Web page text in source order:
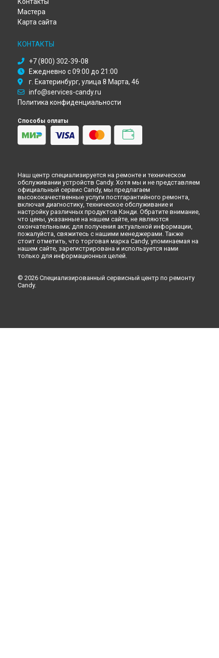
Ремонт посудомоечной машины CDI 2L10473-07 Candy в
Томске
Ремонт посудомоечной машины CDI 2L10473-07 Candy в
Ремонт посудомоечной машины CDI 2L10473-07 Candy в
Ремонт посудомоечной машины CDI 2L10473-07 Candy в
Самаре
Ремонт посудомоечной машины CDI 2L10473-07 Candy в
Омске
Ремонт посудомоечной машины CDI 2L10473-07 Candy в
Ремонт посудомоечной машины CDI 2L10473-07 Candy в
Перми
Ремонт посудомоечной машины CDI 2L10473-07 Candy в
Ульяновске
Ремонт посудомоечной машины CDI 2L10473-07 Candy в
Оренбурге
Ремонт посудомоечной машины CDI 2L10473-07 Candy в
Кемерово
Ремонт посудомоечной машины CDI 2L10473-07 Candy в
Новокузнецке
Ремонт посудомоечной машины CDI 2L10473-07 Candy в
Рязани
Ремонт посудомоечной машины CDI 2L10473-07 Candy в
Ремонт посудомоечной машины CDI 2L10473-07 Candy в
Набережных Челнах
Мастера
Карта сайта
КОНТАКТЫ
+7 (800) 302-39-08
Ежедневно с 09:00 до 21:00
г. Екатеринбург, улица 8 Марта, 46
info@services-candy.ru
Политика конфиденциальности
Способы оплаты
Наш центр специализируется на ремонте и техническом
обслуживании устройств Candy. Хотя мы и не представляем
официальный сервис Candy, мы предлагаем
высококачественные услуги постгарантийного ремонта,
включая диагностику, техническое обслуживание и
настройку различных продуктов Кэнди. Обратите внимание,
что цены, указанные на нашем сайте, не являются
окончательными; для получения актуальной информации,
пожалуйста, свяжитесь с нашими менеджерами. Также
стоит отметить, что торговая марка Candy, упоминаемая на
нашем сайте, зарегистрирована и используется нами
только для информационных целей.
© 2026 Специализированный сервисный центр по ремонту
Candy.